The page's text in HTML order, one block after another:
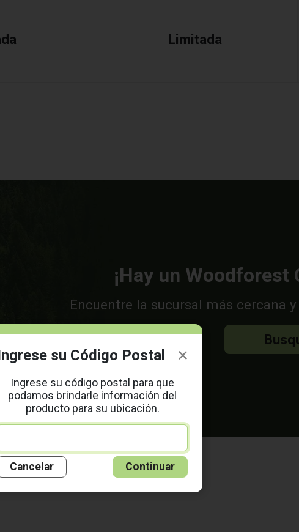
su Código Postal
Ingrese su código postal para que
podamos brindarle información del
producto para su ubicación.
Cancelar Continuar
Limitada
¡Hay un Woodforest
Encuentre la sucursal más cercana